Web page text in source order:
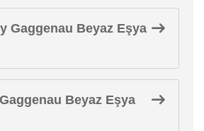
Gaggenau Beyaz Eşya
Beyaz Eşya